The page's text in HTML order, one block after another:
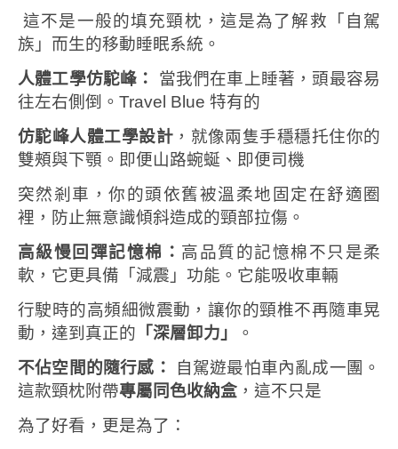
這不是一般的填充頸枕，這是為了解救「自駕
族」而生的移動睡眠系統。
人體工學仿駝峰：
當我們在車上睡著，頭最容易
往左右側倒。Travel Blue 特有的
仿駝峰人體工學設計 ，就像兩隻手穩穩托住你的
雙頰與下顎。即便山路蜿蜒、即便司機
突然剎車，你的頭依舊被溫柔地固定在舒適圈
裡，防止無意識傾斜造成的頸部拉傷。
高級慢回彈記憶棉： 高品質的記憶棉不只是柔
軟，它更具備「減震」功能。它能吸收車輛
行駛時的高頻細微震動，讓你的頸椎不再隨車晃
動，達到真正的 「深層卸力」
。
不佔空間的隨行感：
自駕遊最怕車內亂成一團。
這款頸枕附帶專屬同色收納盒 ，這不只是
為了好看，更是為了：